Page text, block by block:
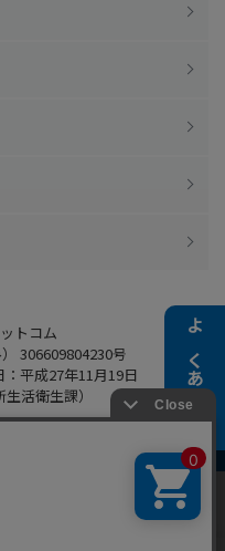
よくある質問
トコム
306609804230号
平成27年11月19日
活衛生課）
Co., Ltd.
サービス
います。
キーの使
同意する